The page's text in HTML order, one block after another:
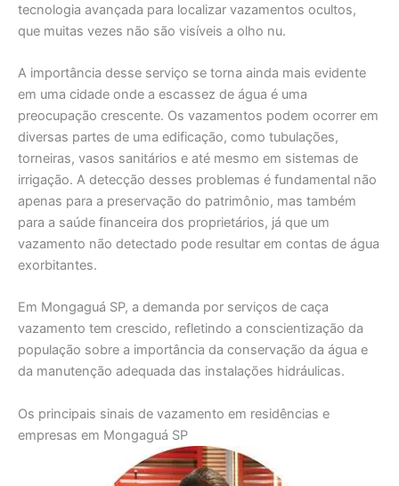
tecnologia avançada para localizar vazamentos ocultos,
que muitas vezes não são visíveis a olho nu.
A importância desse serviço se torna ainda mais evidente
em uma cidade onde a escassez de água é uma
preocupação crescente. Os vazamentos podem ocorrer em
diversas partes de uma edificação, como tubulações,
torneiras, vasos sanitários e até mesmo em sistemas de
irrigação. A detecção desses problemas é fundamental não
apenas para a preservação do patrimônio, mas também
para a saúde financeira dos proprietários, já que um
vazamento não detectado pode resultar em contas de água
exorbitantes.
Em Mongaguá SP, a demanda por serviços de caça
vazamento tem crescido, refletindo a conscientização da
população sobre a importância da conservação da água e
da manutenção adequada das instalações hidráulicas.
Os principais sinais de vazamento em residências e
empresas em Mongaguá SP